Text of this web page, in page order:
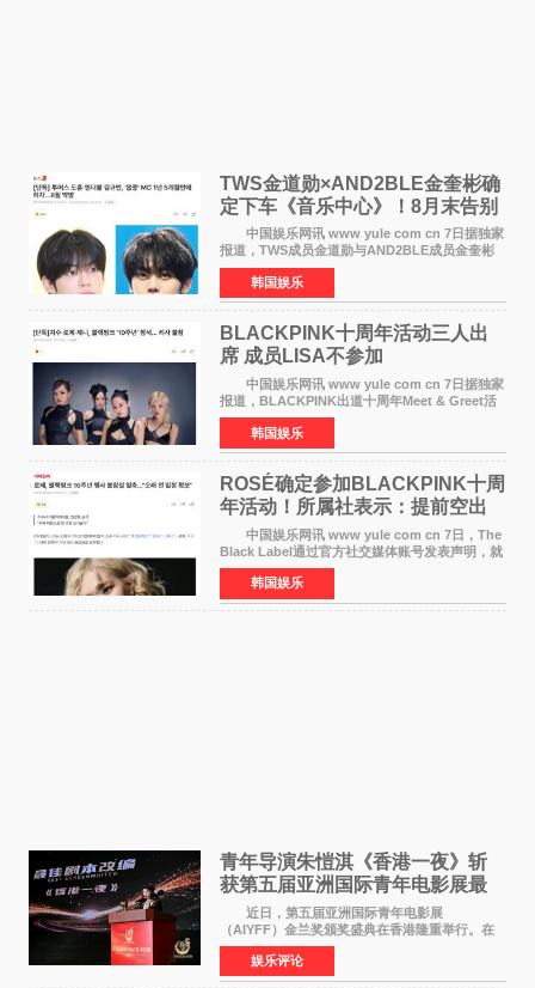
TWS金道勋×AND2BLE金奎彬确
定下车《音乐中心》！8月末告别
MC席位
中国娱乐网讯 www yule com cn 7日据独家
报道，TWS成员金道勋与AND2BLE成员金奎彬
将于8月离开《音乐中心》MC的位置。 金道
勋与金奎彬于去年3月与H2H A-NA一起被选为
《音乐中心》MC，约1
韩国娱乐
BLACKPINK十周年活动三人出
席 成员LISA不参加
中国娱乐网讯 www yule com cn 7日据独家
报道，BLACKPINK出道十周年Meet & Greet活
动将由智秀、ROS&Eacute;、JENNIE出席，
LISA将缺席。 此前BLACKPINK所属社YG并
未为组合出道十周年做
韩国娱乐
ROSÉ确定参加BLACKPINK十周
年活动！所属社表示：提前空出
了时间
中国娱乐网讯 www yule com cn 7日，The
Black Label通过官方社交媒体账号发表声明，就
近期网络上关于ROS&Eacute;个人行程及是否参
加BLACKPINK出道纪念活动的种种猜测作出正
式回应。 Th
韩国娱乐
青年导演朱愷淇《香港一夜》斩
获第五届亚洲国际青年电影展最
佳剧本改编奖
近日，第五届亚洲国际青年电影展
（AIYFF）金兰奖颁奖盛典在香港隆重举行。在
这场汇聚数百位海内外电影人、文化界人士及媒
体代表的亚洲青年影视盛会上，香港本土电影
《香港一夜》（Dawn in Ho
娱乐评论